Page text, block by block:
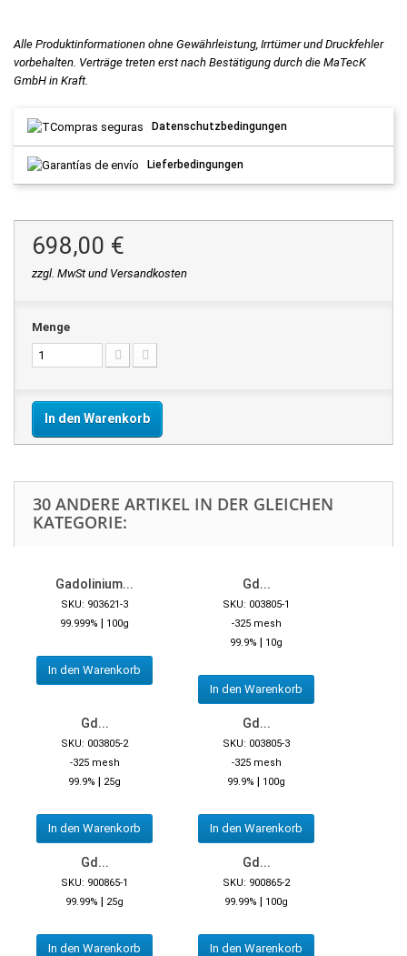
Alle Produktinformationen ohne Gewährleistung, Irrtümer und Druckfehler
vorbehalten. Verträge treten erst nach Bestätigung durch die MaTecK
GmbH in Kraft.
Datenschutzbedingungen
Lieferbedingungen
698,00 €
zzgl. MwSt und Versandkosten
Menge
In den Warenkorb
30 ANDERE ARTIKEL IN DER GLEICHEN
KATEGORIE:
Gadolinium...
SKU: 903621-3
99.999% | 100g
In den Warenkorb
Gd...
SKU: 003805-1
-325 mesh
99.9% | 10g
In den Warenkorb
Gd...
SKU: 003805-2
-325 mesh
99.9% | 25g
In den Warenkorb
Gd...
SKU: 003805-3
-325 mesh
99.9% | 100g
In den Warenkorb
Gd...
SKU: 900865-1
99.99% | 25g
In den Warenkorb
Gd...
SKU: 900865-2
99.99% | 100g
In den Warenkorb